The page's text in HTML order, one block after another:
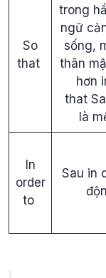
So
that
trong
ngữ
sống,
thân
hơn
that
là
In
order
to
Sau in